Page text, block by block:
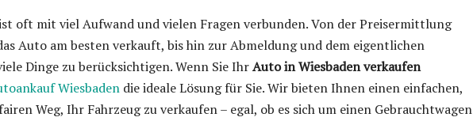
oft mit viel Aufwand und vielen Fragen verbunden. Von der Preisermittlung
Auto am besten verkauft, bis hin zur Abmeldung und dem eigentlichen
Dinge zu berücksichtigen. Wenn Sie IhrAuto in Wiesbaden verkaufen
Wiesbaden die ideale Lösung für Sie. Wir bieten Ihnen einen einfachen,
Weg, Ihr Fahrzeug zu verkaufen – egal, ob es sich um einen Gebrauchtwagen